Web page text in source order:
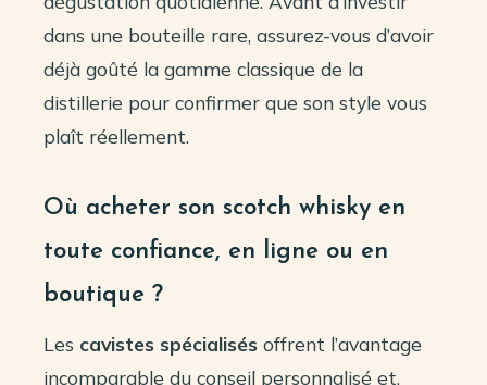
dans une bouteille rare, assurez-vous d’avoir
déjà goûté la gamme classique de la
distillerie pour confirmer que son style vous
plaît réellement.
Où acheter son scotch whisky en
toute confiance, en ligne ou en
boutique ?
Les cavistes spécialisés offrent l’avantage
incomparable du conseil personnalisé et,